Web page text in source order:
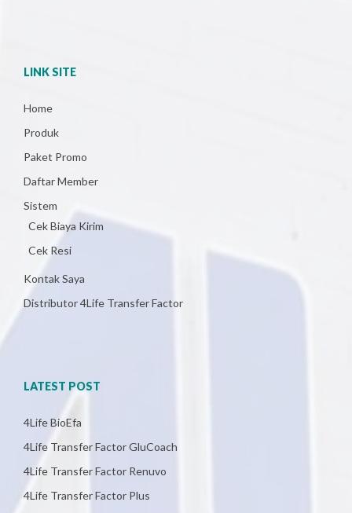
LINK SITE
Home
Produk
Paket Promo
Daftar Member
Sistem
Cek Biaya Kirim
Cek Resi
Kontak Saya
Distributor 4Life Transfer Factor
LATEST POST
4Life BioEfa
4Life Transfer Factor GluCoach
4Life Transfer Factor Renuvo
4Life Transfer Factor Plus